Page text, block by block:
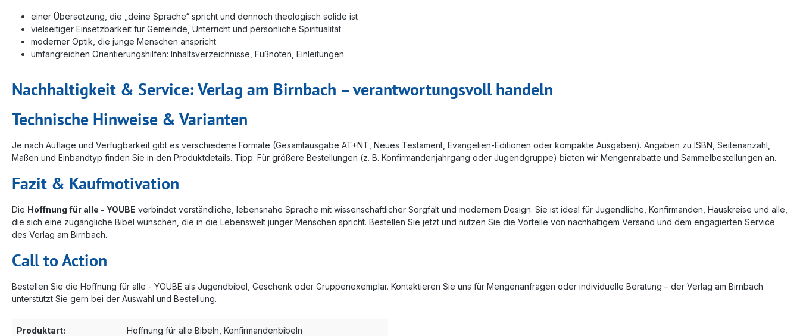
einer Übersetzung, die „deine Sprache“ spricht und dennoch theologisch solide ist
vielseitiger Einsetzbarkeit für Gemeinde, Unterricht und persönliche Spiritualität
moderner Optik, die junge Menschen anspricht
umfangreichen Orientierungshilfen: Inhaltsverzeichnisse, Fußnoten, Einleitungen
Nachhaltigkeit & Service: Verlag am Birnbach – verantwortungsvoll handeln
Technische Hinweise & Varianten
Je nach Auflage und Verfügbarkeit gibt es verschiedene Formate (Gesamtausgabe AT+NT, Neues Testament, Evangelien‑Editionen oder kompakte Ausgaben). Angaben zu ISBN, Seitenanzahl,
Maßen und Einbandtyp finden Sie in den Produktdetails. Tipp: Für größere Bestellungen (z. B. Konfirmandenjahrgang oder Jugendgruppe) bieten wir Mengenrabatte und Sammelbestellungen an.
Fazit & Kaufmotivation
Die Hoffnung für alle - YOUBE verbindet verständliche, lebensnahe Sprache mit wissenschaftlicher Sorgfalt und modernem Design. Sie ist ideal für Jugendliche, Konfirmanden, Hauskreise und alle,
die sich eine zugängliche Bibel wünschen, die in die Lebenswelt junger Menschen spricht. Bestellen Sie jetzt und nutzen Sie die Vorteile von nachhaltigem Versand und dem engagierten Service
des Verlag am Birnbach.
Call to Action
Bestellen Sie die Hoffnung für alle - YOUBE als Jugendbibel, Geschenk oder Gruppenexemplar. Kontaktieren Sie uns für Mengenanfragen oder individuelle Beratung – der Verlag am Birnbach
unterstützt Sie gern bei der Auswahl und Bestellung.
Produktart: Hoffnung für alle Bibeln , Konfirmandenbibeln